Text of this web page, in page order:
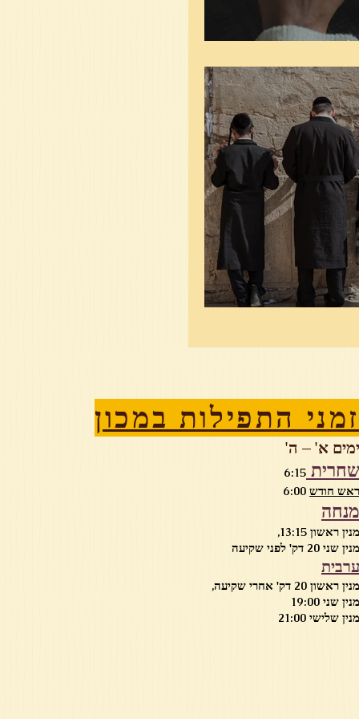
זמני התפילות במכון
ימים א' – ה'
שחרית 6:15
ראש חודש
מנחה
מנין ראשון 13:15,
מנין שני 20 דק' לפני שקיעה
ערבית
מנין ראשון 20 דק' אחרי שקיעה,
מנין שני 19:00
מנין שלישי 21:00